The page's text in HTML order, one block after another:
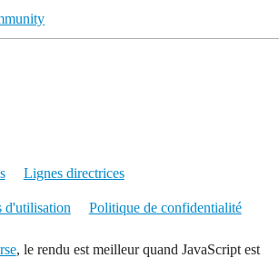
Lignes directrices
d'utilisation Politique de confidentialité
, le rendu est meilleur quand JavaScript est